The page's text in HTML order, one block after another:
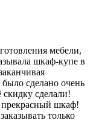
мебели,
шкаф-купе в
сделано очень
сделали!
прекрасный шкаф!
только